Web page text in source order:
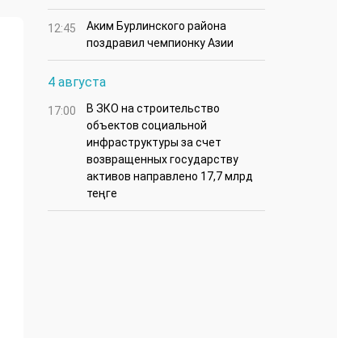
12:45
Аким Бурлинского района
поздравил чемпионку Азии
4 августа
17:00
В ЗКО на строительство
объектов социальной
инфраструктуры за счет
возвращенных государству
активов направлено 17,7 млрд
теңге